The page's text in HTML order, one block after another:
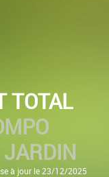
TOTAL
JARDIN
à jour le 23/12/2025